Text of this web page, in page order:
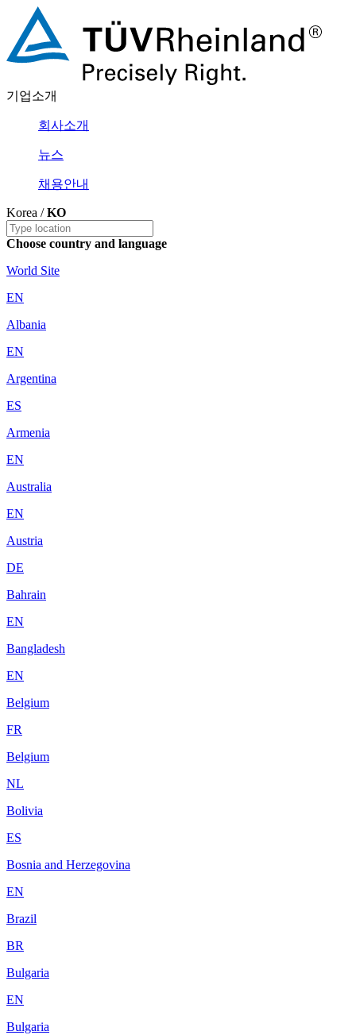
기업소개
회사소개
뉴스
채용안내
Korea /KO
Choose country and language
World Site
EN
Albania
EN
Argentina
ES
Armenia
EN
Australia
EN
Austria
DE
Bahrain
EN
Bangladesh
EN
Belgium
FR
Belgium
NL
Bolivia
ES
Bosnia and Herzegovina
EN
Brazil
BR
Bulgaria
EN
Bulgaria